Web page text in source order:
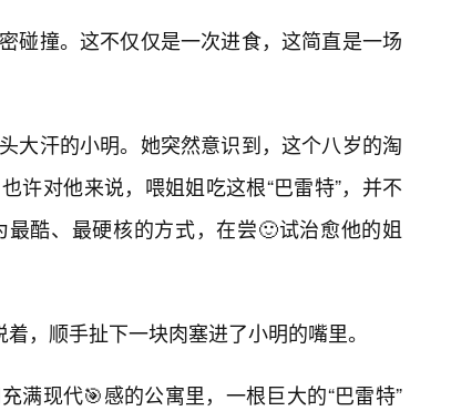
碰撞。这不仅仅是一次进食，这简直是一场
大汗的小明。她突然意识到，这个八岁的淘
许对他来说，喂姐姐吃这根“巴雷特”，并不
酷、最硬核的方式，在尝🙂试治愈他的姐
，顺手扯下一块肉塞进了小明的嘴里。
满现代🎯感的公寓里，一根巨大的“巴雷特”